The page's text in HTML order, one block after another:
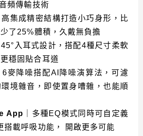
頻傳輸技術
高集成精密結構打造小巧身形，比
了25%體積，久戴無負擔
45°入耳式設計，搭配4種尺寸柔軟
穩固貼合耳道
6麥降噪搭配AI降噪演算法，可濾
境雜音，即使置身嘈雜，也能順
App ｜多種EQ模式同時可自定義
搭載呼吸功能， 開啟更多可能